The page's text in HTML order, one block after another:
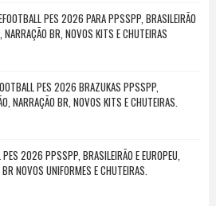
PES 2026 PARA PPSSPP, BRASILEIRÃO
NARRAÇÃO BR, NOVOS KITS E CHUTEIRAS
PES 2026 BRAZUKAS PPSSPP,
NARRAÇÃO BR, NOVOS KITS E CHUTEIRAS.
PES 2026 PPSSPP, BRASILEIRÃO E EUROPEU,
NOVOS UNIFORMES E CHUTEIRAS.